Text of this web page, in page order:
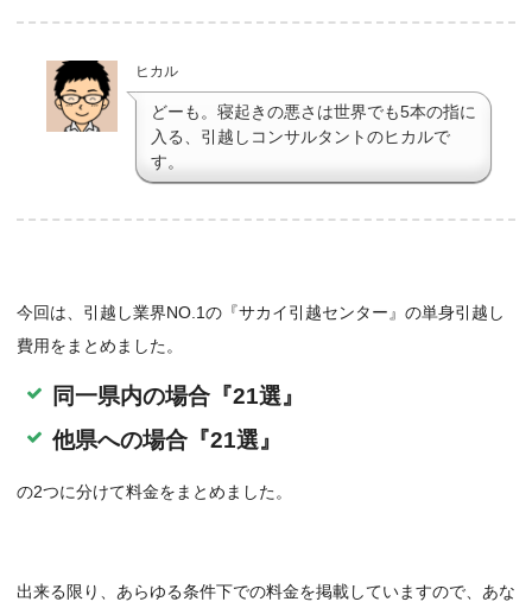
ヒカル
どーも。寝起きの悪さは世界でも5本の指に
入る、引越しコンサルタントのヒカルで
す。
今回は、引越し業界NO.1の『サカイ引越センター』の単身引越し
費用をまとめました。
同一県内の場合『21選』
他県への場合『21選』
の2つに分けて料金をまとめました。
出来る限り、あらゆる条件下での料金を掲載していますので、あな